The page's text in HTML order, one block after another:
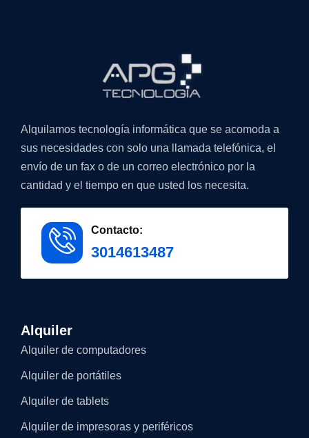
Alquilamos tecnología informática que se acomoda a
sus necesidades con solo una llamada telefónica, el
envío de un fax o de un correo electrónico por la
cantidad y el tiempo en que usted los necesita.
Contacto:
3014613487
Alquiler
Alquiler de computadores
Alquiler de portátiles
Alquiler de tablets
Alquiler de impresoras y periféricos